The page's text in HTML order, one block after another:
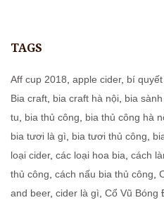
TAGS
Aff cup 2018, apple cider, bí
Bia craft, bia craft hà nội, bia
tu, bia thủ công, bia thủ công hà
bia tươi là gì, bia tươi thủ công,
loại cider, các loại hoa bia, cách
thủ công, cách nấu bia thủ công,
and beer, cider là gì, Cổ Vũ Bóng